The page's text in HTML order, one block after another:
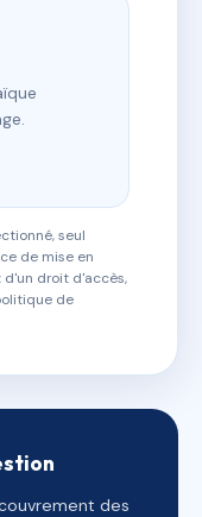
seul
de mise en
d'un droit d'accès,
de
des